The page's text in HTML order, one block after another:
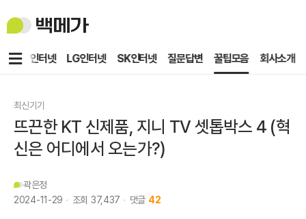
백
메
KT인터넷 LG인터넷 SK인터넷 질문답변 꿀팁모음 회사소개
메
최신기기
뜨끈한 KT 신제품, 지니 TV 셋톱박스 4 (혁
신은 어디에서 오는가?)
곽은정
2024-11-29
조회 37,437 댓글 42